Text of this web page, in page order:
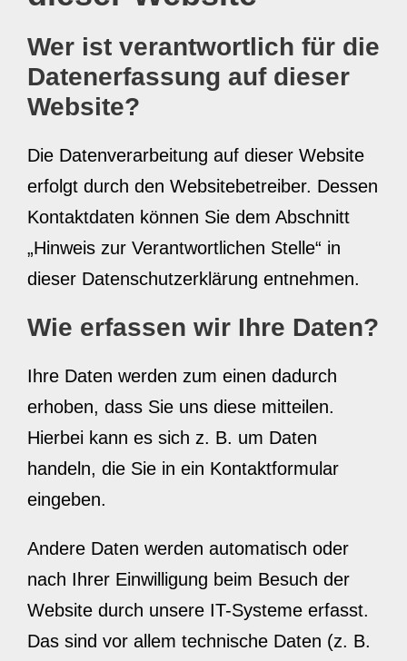
Wer ist verantwortlich für die
Datenerfassung auf dieser
Website?
Die Datenverarbeitung auf dieser Website
erfolgt durch den Websitebetreiber. Dessen
Kontaktdaten können Sie dem Abschnitt
„Hinweis zur Verantwortlichen Stelle“ in
dieser Datenschutzerklärung entnehmen.
Wie erfassen wir Ihre Daten?
Ihre Daten werden zum einen dadurch
erhoben, dass Sie uns diese mitteilen.
Hierbei kann es sich z. B. um Daten
handeln, die Sie in ein Kontaktformular
eingeben.
Andere Daten werden automatisch oder
nach Ihrer Einwilligung beim Besuch der
Website durch unsere IT-Systeme erfasst.
Das sind vor allem technische Daten (z. B.